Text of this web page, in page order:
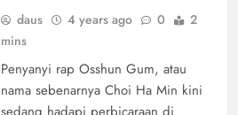
daus 4 years ago 0
2
mins
Penyanyi rap Osshun Gum, atau
nama sebenarnya Choi Ha Min kini